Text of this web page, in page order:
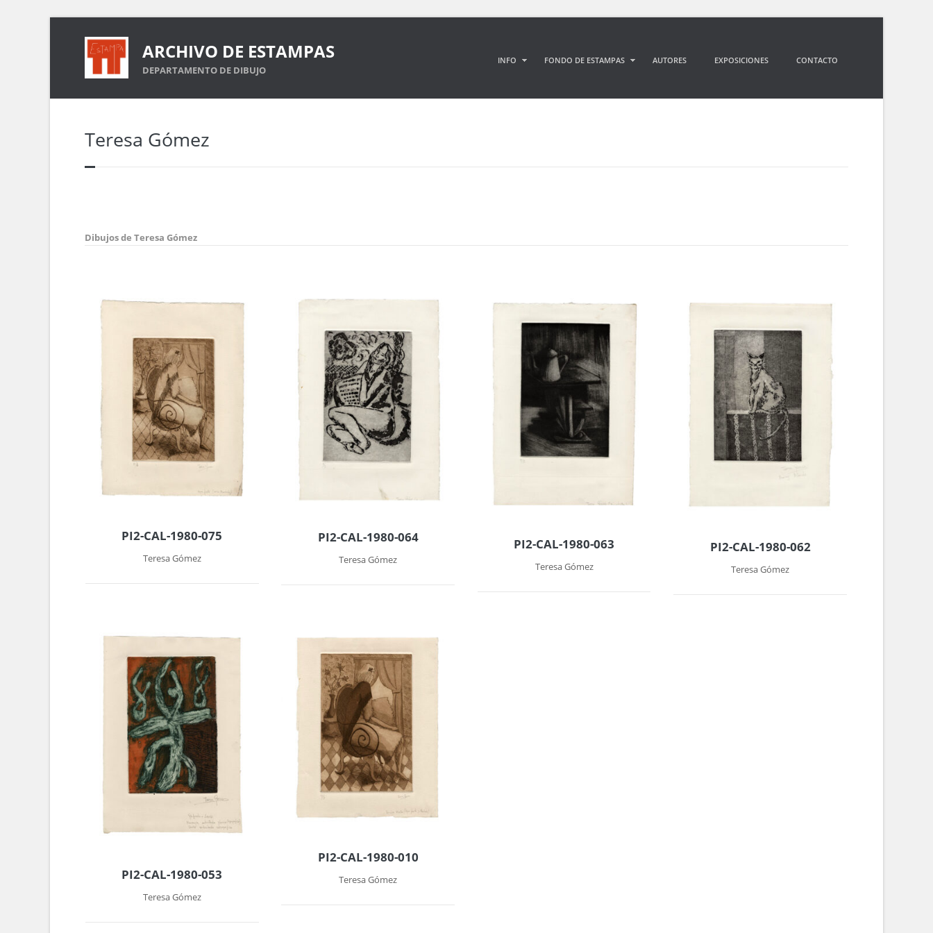
ARCHIVO DE ESTAMPAS
DEPARTAMENTO DE DIBUJO
INFO FONDO DE ESTAMPAS AUTORES EXPOSICIONES CONTACTO
Teresa Gómez
Dibujos de Teresa Gómez
PI2-CAL-1980-075
Teresa Gómez
PI2-CAL-1980-064
Teresa Gómez
PI2-CAL-1980-063
Teresa Gómez
PI2-CAL-1980-062
Teresa Gómez
PI2-CAL-1980-053
Teresa Gómez
PI2-CAL-1980-010
Teresa Gómez